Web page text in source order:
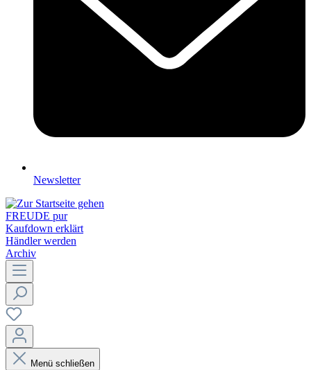
Newsletter
FREUDE pur
Kaufdown erklärt
Händler werden
Archiv
Menü schließen